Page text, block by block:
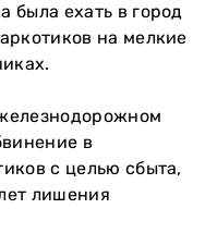
была ехать в город
на мелкие
в
с целью сбыта,
лишения